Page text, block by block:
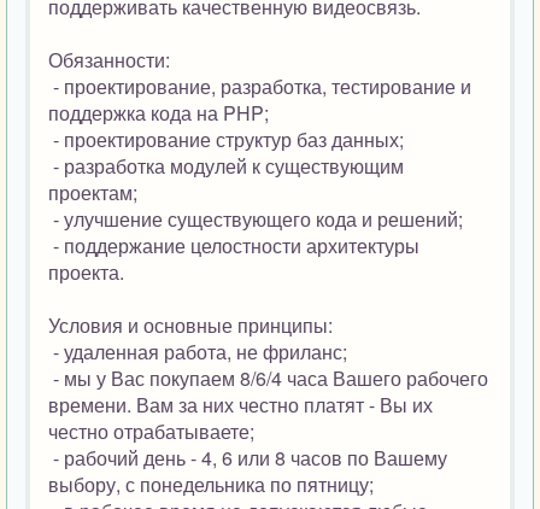
поддерживать качественную видеосвязь.
Обязанности:
- проектирование, разработка, тестирование и
поддержка кода на PHP;
- проектирование структур баз данных;
- разработка модулей к существующим
проектам;
- улучшение существующего кода и решений;
- поддержание целостности архитектуры
проекта.
Условия и основные принципы:
- удаленная работа, не фриланс;
- мы у Вас покупаем 8/6/4 часа Вашего рабочего
времени. Вам за них честно платят - Вы их
честно отрабатываете;
- рабочий день - 4, 6 или 8 часов по Вашему
выбору, с понедельника по пятницу;